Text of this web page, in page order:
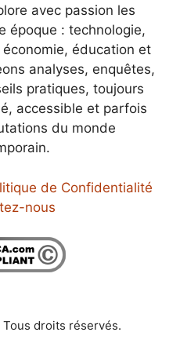
avec passion les
époque : technologie,
éducation et
analyses, enquêtes,
pratiques, toujours
accessible et parfois
du monde
de Confidentialité
nous
droits réservés.